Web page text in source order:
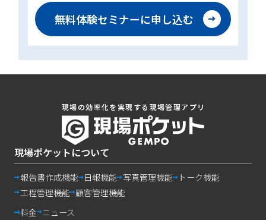
無料体験セミナーに申し込む
現場の効率化を実現する現場管理アプリ
現場ポケットについて
報告書作成機能 日報機能 写真管理機能
トーク機能
工程管理機能 顧客管理機能
料金 ニュース